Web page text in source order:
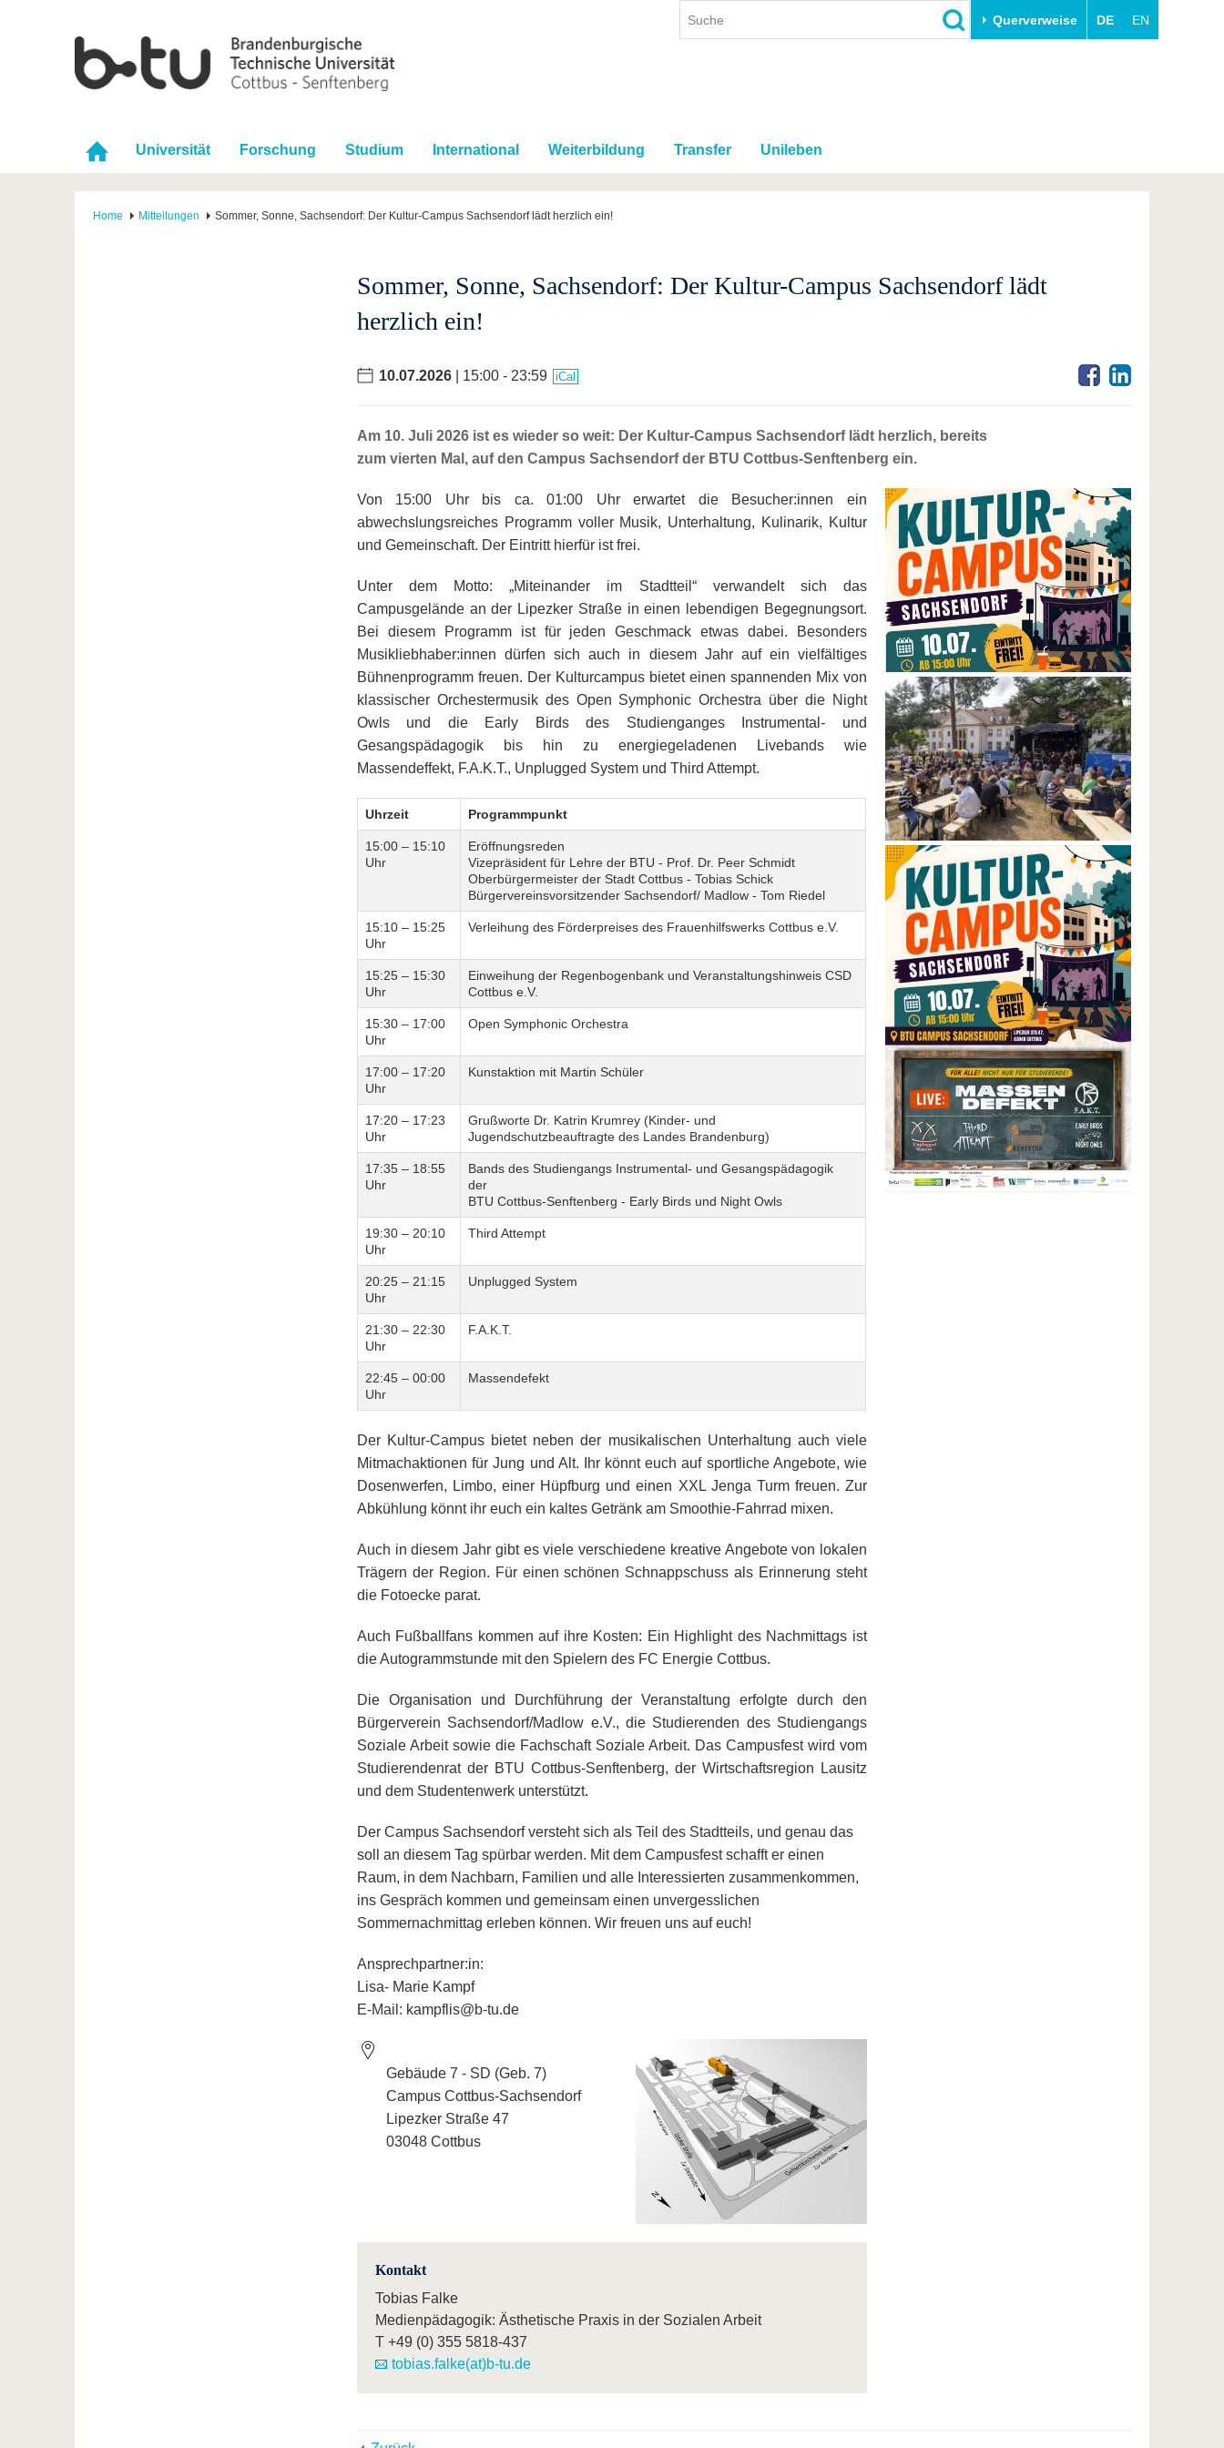
Querverweise DE EN
Universität Forschung Studium International Weiterbildung Transfer Unileben
Home Mitteilungen Sommer, Sonne, Sachsendorf: Der Kultur-Campus Sachsendorf lädt herzlich ein!
Sommer, Sonne, Sachsendorf: Der Kultur-Campus Sachsendorf lädt
herzlich ein!
10.07.2026 | 15:00 - 23:59 iCal
Am 10. Juli 2026 ist es wieder so weit: Der Kultur-Campus Sachsendorf lädt herzlich, bereits
zum vierten Mal, auf den Campus Sachsendorf der BTU Cottbus-Senftenberg ein.
Von 15:00 Uhr bis ca. 01:00 Uhr erwartet die Besucher:innen ein
abwechslungsreiches Programm voller Musik, Unterhaltung, Kulinarik, Kultur
und Gemeinschaft. Der Eintritt hierfür ist frei.
Unter dem Motto: „Miteinander im Stadtteil“ verwandelt sich das
Campusgelände an der Lipezker Straße in einen lebendigen Begegnungsort.
Bei diesem Programm ist für jeden Geschmack etwas dabei. Besonders
Musikliebhaber:innen dürfen sich auch in diesem Jahr auf ein vielfältiges
Bühnenprogramm freuen. Der Kulturcampus bietet einen spannenden Mix von
klassischer Orchestermusik des Open Symphonic Orchestra über die Night
Owls und die Early Birds des Studienganges Instrumental- und
Gesangspädagogik bis hin zu energiegeladenen Livebands wie
Massendeffekt, F.A.K.T., Unplugged System und Third Attempt.
Uhrzeit Programmpunkt
15:00 – 15:10
Uhr
Eröffnungsreden
Vizepräsident für Lehre der BTU - Prof. Dr. Peer Schmidt
Oberbürgermeister der Stadt Cottbus - Tobias Schick
Bürgervereinsvorsitzender Sachsendorf/ Madlow - Tom Riedel
15:10 – 15:25
Uhr
Verleihung des Förderpreises des Frauenhilfswerks Cottbus e.V.
15:25 – 15:30
Uhr
Einweihung der Regenbogenbank und Veranstaltungshinweis CSD
Cottbus e.V.
15:30 – 17:00
Uhr
Open Symphonic Orchestra
17:00 – 17:20
Uhr
Kunstaktion mit Martin Schüler
17:20 – 17:23
Uhr
Grußworte Dr. Katrin Krumrey (Kinder- und
Jugendschutzbeauftragte des Landes Brandenburg)
17:35 – 18:55
Uhr
Bands des Studiengangs Instrumental- und Gesangspädagogik
der
BTU Cottbus-Senftenberg - Early Birds und Night Owls
19:30 – 20:10
Uhr
Third Attempt
20:25 – 21:15
Uhr
Unplugged System
21:30 – 22:30
Uhr
F.A.K.T.
22:45 – 00:00
Uhr
Massendefekt
Der Kultur-Campus bietet neben der musikalischen Unterhaltung auch viele
Mitmachaktionen für Jung und Alt. Ihr könnt euch auf sportliche Angebote, wie
Dosenwerfen, Limbo, einer Hüpfburg und einen XXL Jenga Turm freuen. Zur
Abkühlung könnt ihr euch ein kaltes Getränk am Smoothie-Fahrrad mixen.
Auch in diesem Jahr gibt es viele verschiedene kreative Angebote von lokalen
Trägern der Region. Für einen schönen Schnappschuss als Erinnerung steht
die Fotoecke parat.
Auch Fußballfans kommen auf ihre Kosten: Ein Highlight des Nachmittags ist
die Autogrammstunde mit den Spielern des FC Energie Cottbus.
Die Organisation und Durchführung der Veranstaltung erfolgte durch den
Bürgerverein Sachsendorf/Madlow e.V., die Studierenden des Studiengangs
Soziale Arbeit sowie die Fachschaft Soziale Arbeit. Das Campusfest wird vom
Studierendenrat der BTU Cottbus-Senftenberg, der Wirtschaftsregion Lausitz
und dem Studentenwerk unterstützt.
Der Campus Sachsendorf versteht sich als Teil des Stadtteils, und genau das
soll an diesem Tag spürbar werden. Mit dem Campusfest schafft er einen
Raum, in dem Nachbarn, Familien und alle Interessierten zusammenkommen,
ins Gespräch kommen und gemeinsam einen unvergesslichen
Sommernachmittag erleben können. Wir freuen uns auf euch!
Ansprechpartner:in:
Lisa- Marie Kampf
E-Mail: kampflis@b-tu.de
Gebäude 7 - SD (Geb. 7)
Campus Cottbus-Sachsendorf
Lipezker Straße 47
03048 Cottbus
Kontakt
Tobias Falke
Medienpädagogik: Ästhetische Praxis in der Sozialen Arbeit
T +49 (0) 355 5818-437
tobias.falke(at)b-tu.de